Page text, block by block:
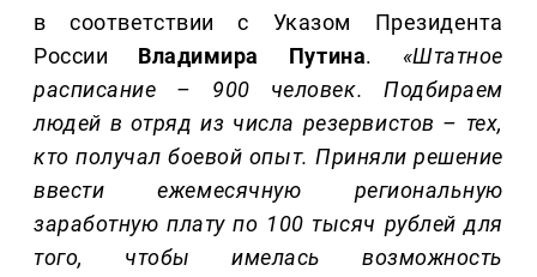
в соответствии с Указом Президента
России Владимира Путина. «Штатное
расписание – 900 человек. Подбираем
людей в отряд из числа резервистов – тех,
кто получал боевой опыт. Приняли решение
ввести ежемесячную региональную
заработную плату по 100 тысяч рублей для
того, чтобы имелась возможность